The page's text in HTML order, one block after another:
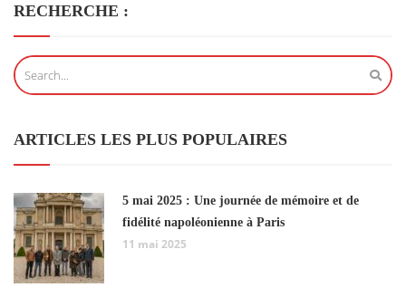
RECHERCHE :
ARTICLES LES PLUS POPULAIRES
5 mai 2025 : Une journée de mémoire et de
fidélité napoléonienne à Paris
11 mai 2025